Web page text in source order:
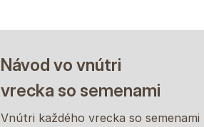
Návod vo vnútri
vrecka so semenami
Vnútri každého vrecka so semenami